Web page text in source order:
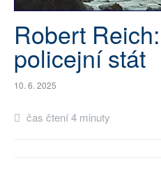
PLNÁ VERZE STRÁNEK
Robert
policejní stát
10. 6. 2025
čas čtení 4 minuty